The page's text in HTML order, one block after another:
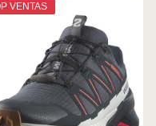
VENTAS